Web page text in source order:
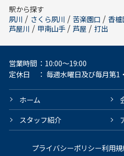
駅から探す
夙川 / さくら夙川 / 苦楽園口 / 香櫨
芦屋川 / 甲南山手 / 芦屋 / 打出
営業時間 ：10:00～19:00
定休日
： 毎週水曜日及び毎月第1
ホーム
スタッフ紹介
プライバシーポリシー利用